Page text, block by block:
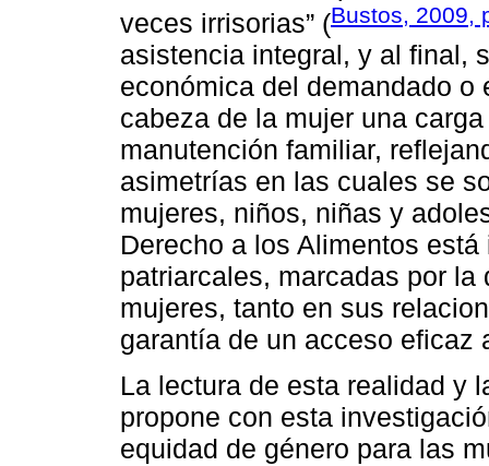
veces irrisorias” (Bustos, 2009,
asistencia integral, y al final,
económica del demandado
cabeza de la mujer una
manutención familiar,
asimetrías en las cuales se
mujeres, niños, niñas y
Derecho a los Alimentos
patriarcales, marcadas por
mujeres, tanto en sus
garantía de un acceso eficaz
La lectura de esta realidad y
propone con esta
equidad de género para las